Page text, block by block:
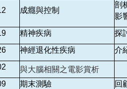
成癮與控制
剖
影
精神疾病
探
神經退化性疾病
介
與大腦相關之電影賞析
期末測驗 回